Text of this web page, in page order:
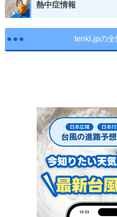
熱中症情報
tenki.jpの